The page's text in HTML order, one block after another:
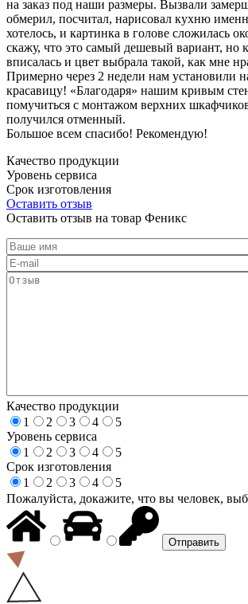
на заказ под наши размеры. Вызвали
обмерил, посчитал, нарисовал кухню
хотелось, и картинка в голове сложилась
скажу, что это самый дешевый вариант, но
вписалась и цвет выбрала такой, как мне
Примерно через 2 недели нам установили
красавицу! «Благодаря» нашим кривым
помучиться с монтажом верхних
получился отменный.
Большое всем спасибо! Рекомендую!
Качество продукции
Уровень сервиса
Срок изготовления
Оставить отзыв
Оставить отзыв на товар Феникс
Качество продукции
1
2 3 4
5
Уровень сервиса
1
2 3 4
5
Срок изготовления
1
2 3 4
5
Пожалуйста, докажите, что вы человек,